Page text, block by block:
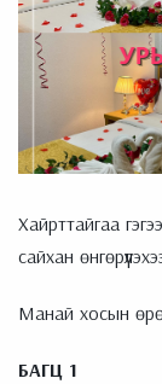
Хайрттайгаа
сайхан
Манай хосын
БАГЦ 1